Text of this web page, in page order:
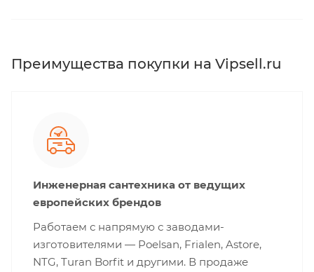
Преимущества покупки на Vipsell.ru
Инженерная сантехника от ведущих
европейских брендов
Работаем с напрямую с заводами-
изготовителями — Poelsan, Frialen, Astore,
NTG, Turan Borfit и другими. В продаже